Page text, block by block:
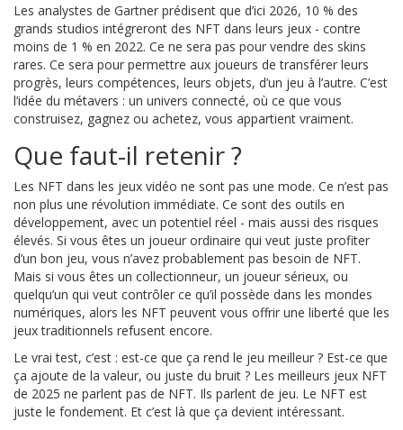
Les analystes de Gartner prédisent que d’ici 2026, 10 % des
grands studios intégreront des NFT dans leurs jeux - contre
moins de 1 % en 2022. Ce ne sera pas pour vendre des skins
rares. Ce sera pour permettre aux joueurs de transférer leurs
progrès, leurs compétences, leurs objets, d’un jeu à l’autre. C’est
l’idée du métavers : un univers connecté, où ce que vous
construisez, gagnez ou achetez, vous appartient vraiment.
Que faut-il retenir ?
Les NFT dans les jeux vidéo ne sont pas une mode. Ce n’est pas
non plus une révolution immédiate. Ce sont des outils en
développement, avec un potentiel réel - mais aussi des risques
élevés. Si vous êtes un joueur ordinaire qui veut juste profiter
d’un bon jeu, vous n’avez probablement pas besoin de NFT.
Mais si vous êtes un collectionneur, un joueur sérieux, ou
quelqu’un qui veut contrôler ce qu’il possède dans les mondes
numériques, alors les NFT peuvent vous offrir une liberté que les
jeux traditionnels refusent encore.
Le vrai test, c’est : est-ce que ça rend le jeu meilleur ? Est-ce que
ça ajoute de la valeur, ou juste du bruit ? Les meilleurs jeux NFT
de 2025 ne parlent pas de NFT. Ils parlent de jeu. Le NFT est
juste le fondement. Et c’est là que ça devient intéressant.